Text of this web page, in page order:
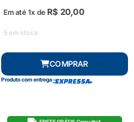
Em até 1x de R$ 20,00
5 em stock
COMPRAR
Produto com entrega